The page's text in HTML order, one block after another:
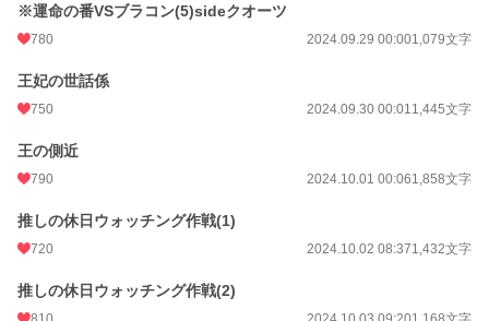
※運命の番VSブラコン(5)sideクオーツ
780 2024.09.29 00:001,079文字
王妃の世話係
750 2024.09.30 00:011,445文字
王の側近
790 2024.10.01 00:061,858文字
推しの休日ウォッチング作戦(1)
720 2024.10.02 08:371,432文字
推しの休日ウォッチング作戦(2)